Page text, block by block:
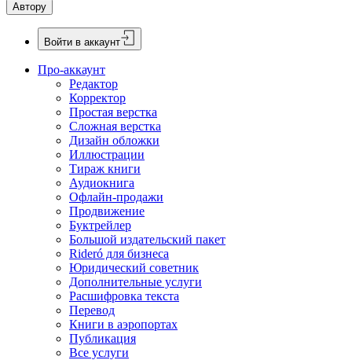
Автору
Войти в аккаунт
Про-аккаунт
Редактор
Корректор
Простая верстка
Сложная верстка
Дизайн обложки
Иллюстрации
Тираж книги
Аудиокнига
Офлайн-продажи
Продвижение
Буктрейлер
Большой издательский пакет
Rideró для бизнеса
Юридический советник
Дополнительные услуги
Расшифровка текста
Перевод
Книги в аэропортах
Публикация
Все услуги